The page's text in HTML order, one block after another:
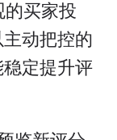
的买家投
动把控的
定提升评